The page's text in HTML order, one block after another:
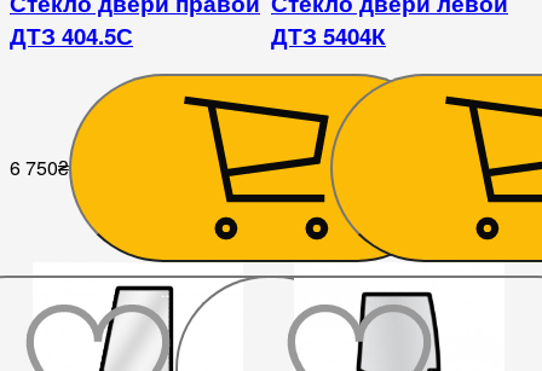
ДТЗ 404.5С
6 750₴
ДТЗ 5404К
7 650₴